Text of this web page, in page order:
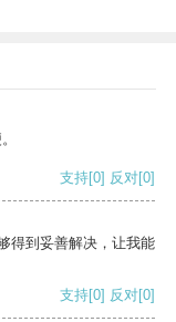
支持[0] 反对[0]
得到妥善解决，让我能
支持[0] 反对[0]